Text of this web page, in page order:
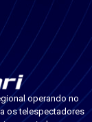
operando no
os telespectadores